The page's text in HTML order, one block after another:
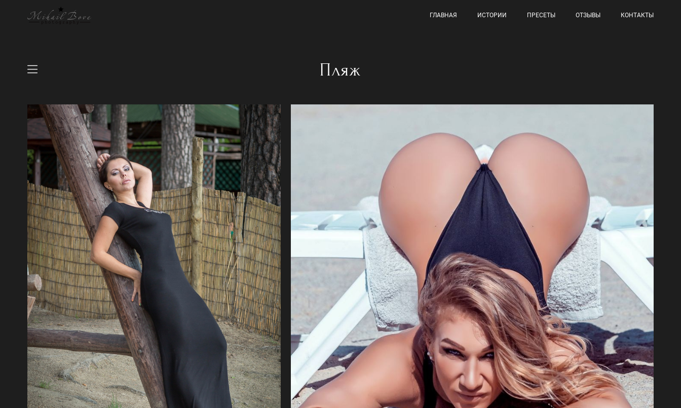
ГЛАВНАЯ ИСТОРИИ ПРЕСЕТЫ ОТЗЫВЫ КОНТАКТЫ
Пляж